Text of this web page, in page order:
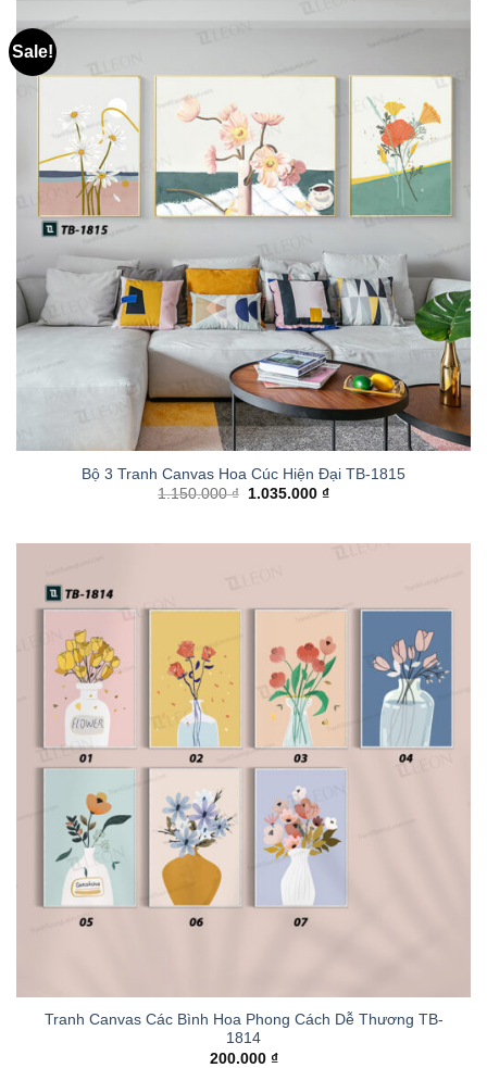
Sale!
Bộ 3 Tranh Canvas Hoa Cúc Hiện Đại TB-1815
1.150.000₫ 1.035.000₫
Tranh Canvas Các Bình Hoa Phong Cách Dễ Thương TB-
1814
200.000 ₫